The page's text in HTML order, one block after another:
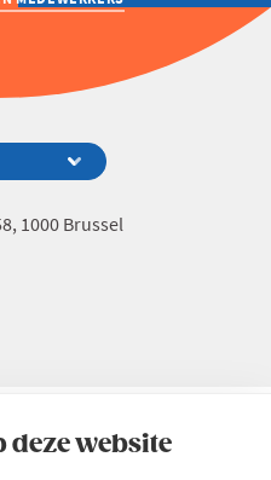
deze website
1000 Brussel